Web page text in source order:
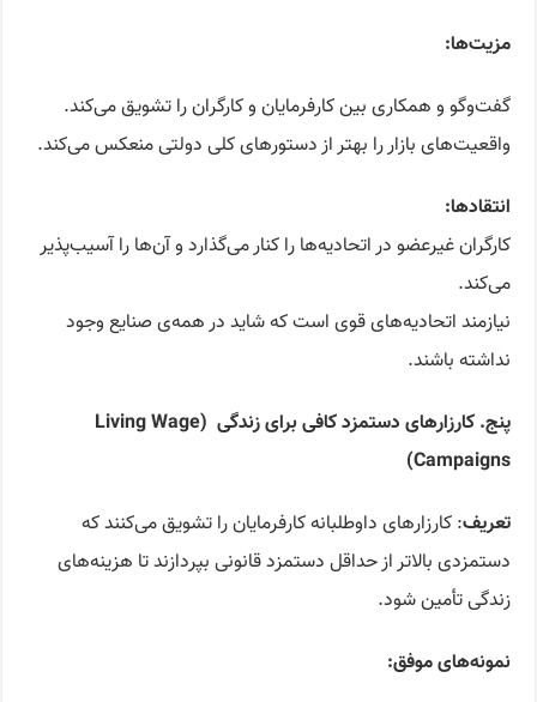
مزیت‌ها:
گفت‌وگو و همکاری بین کارفرمایان و کارگران را تشویق می‌کند.
واقعیت‌های بازار را بهتر از دستورهای کلی دولتی منعکس می‌کند.
انتقادها:
کارگران غیرعضو در اتحادیه‌ها را کنار می‌گذارد و آن‌ها را آسیب‌پذیر
می‌کند.
نیازمند اتحادیه‌های قوی است که شاید در همه‌ی صنایع وجود
نداشته باشند.
پنج. کارزارهای دستمزد کافی برای زندگی (Living Wage
Campaigns)
تعریف:‌ کارزارهای داوطلبانه کارفرمایان را تشویق می‌کنند که
دستمزدی بالاتر از حداقل دستمزد قانونی بپردازند تا هزینه‌های
زندگی تأمین شود.
نمونه‌های موفق‌: